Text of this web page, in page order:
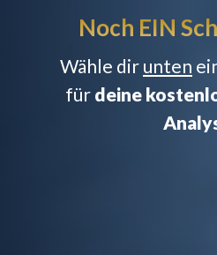
Noch EIN
Wähle dir unten
für deine